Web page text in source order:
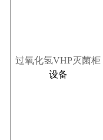
过氧化氢VHP灭菌柜
设备